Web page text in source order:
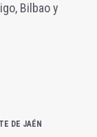
Bilbao y
DE JAÉN